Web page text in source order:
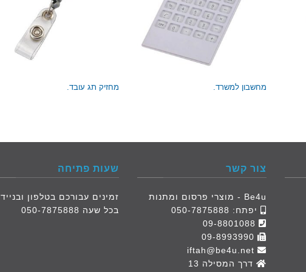
מחשבון למשרד. מחזיק תג עובד.
צור קשר
Be4u - מוצרי פרסום ומתנות
יפתח: 050-7875888
09-8801088
iftah@be4u.net
דרך המסילה 13
שעות פתיחה
זמינים עבורכם בטלפון ובנייד
בכל שעה 050-7875888